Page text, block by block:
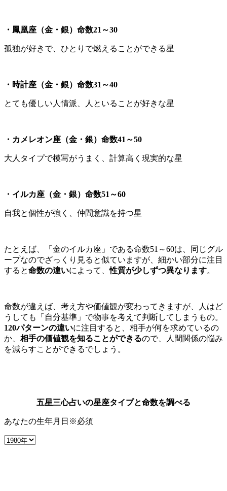
・鳳凰座（金・銀）命数21～30
孤独が好きで、ひとりで燃えることができる星
・時計座（金・銀）命数31～40
とても優しい人情派、人といることが好きな星
・カメレオン座（金・銀）命数41～50
大人タイプで模写がうまく、計算高く現実的な星
・イルカ座（金・銀）命数51～60
自我と個性が強く、仲間意識を持つ星
たとえば、「金のイルカ座」である命数51～60は、同じグル
ープなのでざっくり見ると似ていますが、細かい部分に注目
すると命数の違いによって、性質が少しずつ異なります。
命数が違えば、考え方や価値観が変わってきますが、人はど
うしても「自分基準」で物事を考えて判断してしまうもの。
120パターンの違いに注目すると、相手が何を求めているの
か、 相手の価値観を知ることができるので、人間関係の悩み
を減らすことができるでしょう。
五星三心占いの星座タイプと命数を調べる
あなたの生年月日 ※必須